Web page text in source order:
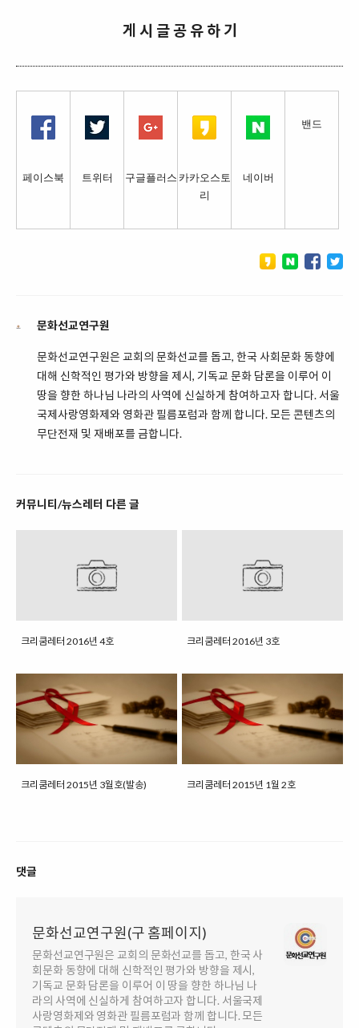
게 시 글 공 유 하 기
페이스북 트위터 구글플러스 카카오스토
리
네이버
밴드
문화선교연구원
문화선교연구원은 교회의 문화선교를 돕고, 한국 사회문화 동향에
대해 신학적인 평가와 방향을 제시, 기독교 문화 담론을 이루어 이
땅을 향한 하나님 나라의 사역에 신실하게 참여하고자 합니다. 서울
국제사랑영화제와 영화관 필름포럼과 함께 합니다. 모든 콘텐츠의
무단전재 및 재배포를 금합니다.
커뮤니티/뉴스레터 다른 글
크리쿰레터 2016년 4호 크리쿰레터 2016년 3호
크리쿰레터 2015년 3월호(발송) 크리쿰레터 2015년 1월 2호
댓글
문화선교연구원(구 홈페이지)
문화선교연구원은 교회의 문화선교를 돕고, 한국 사
회문화 동향에 대해 신학적인 평가와 방향을 제시,
기독교 문화 담론을 이루어 이 땅을 향한 하나님 나
라의 사역에 신실하게 참여하고자 합니다. 서울국제
사랑영화제와 영화관 필름포럼과 함께 합니다. 모든